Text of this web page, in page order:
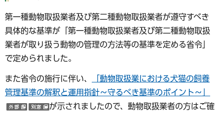
第一種動物取扱業者及び第二種動物取扱業者が遵守すべき
具体的な基準が「第一種動物取扱業者及び第二種動物取扱
業者が取り扱う動物の管理の方法等の基準を定める省令」
で定められました。
また省令の施行に伴い、
「動物取扱業における犬猫の飼養
管理基準の解釈と運用指針～守るべき基準のポイント～」
（外部サイトへリンク）
（別ウインドウで開く）
が示されましたので、動物取扱業者の方はご確